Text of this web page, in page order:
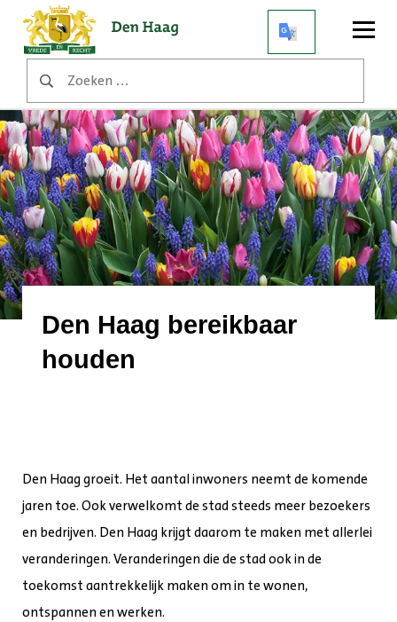
naar:
Open
Den Haag bereikbaar
houden
Den Haag groeit. Het aantal inwoners neemt de komende
jaren toe. Ook verwelkomt de stad steeds meer bezoekers
en bedrijven. Den Haag krijgt daarom te maken met allerlei
veranderingen. Veranderingen die de stad ook in de
toekomst aantrekkelijk maken om in te wonen,
ontspannen en werken.